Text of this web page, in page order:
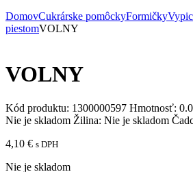
DomovCukrárske pomôckyFormičky
piestomVOLNY
VOLNY
Kód produktu: 1300000597 Hmotnosť:
Nie je skladom Žilina: Nie je skladom
4,10 € s DPH
Nie je skladom